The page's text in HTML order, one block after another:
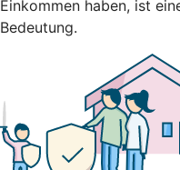
Einkommen haben, ist
Bedeutung.